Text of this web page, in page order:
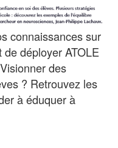
connaissances sur
déployer ATOLE
des
? Retrouvez les
à éduquer à